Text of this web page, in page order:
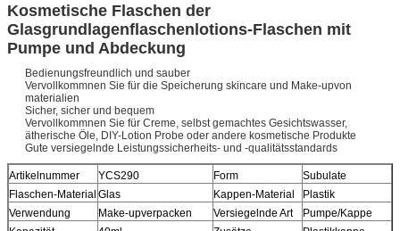
Kosmetische Flaschen der
Glasgrundlagenflaschenlotions-Flaschen mit
Pumpe und Abdeckung
Bedienungsfreundlich und sauber
Vervollkommnen Sie für die Speicherung skincare und Make-upvon
materialien
Sicher, sicher und bequem
Vervollkommnen Sie für Creme, selbst gemachtes Gesichtswasser,
ätherische Öle, DIY-Lotion Probe oder andere kosmetische Produkte
Gute versiegelnde Leistungssicherheits- und -qualitätsstandards
Artikelnummer YCS290 Form
Subulate
Flaschen-Material Glas Kappen-Material
Plastik
Verwendung
Make-upverpacken Versiegelnde Art
Pumpe/Kappe